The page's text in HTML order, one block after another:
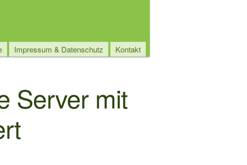
Impressum & Datenschutz Kontakt
Server mit